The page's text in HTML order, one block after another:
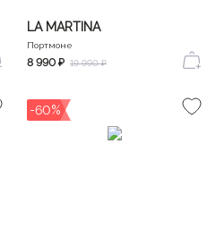
LA MARTINA
Портмоне
8 990 ₽ 19 990 ₽
-60%